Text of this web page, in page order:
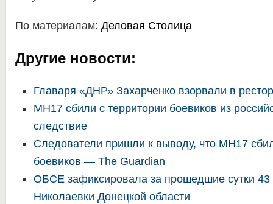
По материалам: Деловая Столица
Другие новости:
Главаря «ДНР» Захарченко взорвали в
MH17 сбили с территории боевиков из
следствие
Следователи пришли к выводу, что MH17
боевиков — The Guardian
ОБСЕ зафиксировала за прошедшие сутки 43
Николаевки Донецкой области